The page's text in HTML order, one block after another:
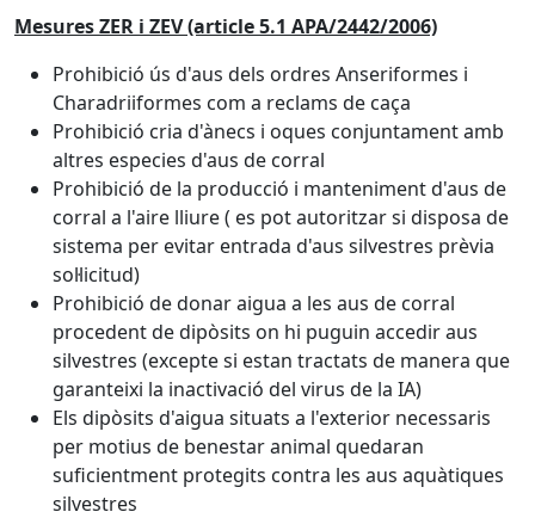
Mesures ZER i ZEV (article 5.1 APA/2442/2006)
Prohibició ús d'aus dels ordres Anseriformes i
Charadriiformes com a reclams de caça
Prohibició cria d'ànecs i oques conjuntament amb
altres especies d'aus de corral
Prohibició de la producció i manteniment d'aus de
corral a l'aire lliure ( es pot autoritzar si disposa de
sistema per evitar entrada d'aus silvestres prèvia
sol·licitud)
Prohibició de donar aigua a les aus de corral
procedent de dipòsits on hi puguin accedir aus
silvestres (excepte si estan tractats de manera que
garanteixi la inactivació del virus de la IA)
Els dipòsits d'aigua situats a l'exterior necessaris
per motius de benestar animal quedaran
suficientment protegits contra les aus aquàtiques
silvestres